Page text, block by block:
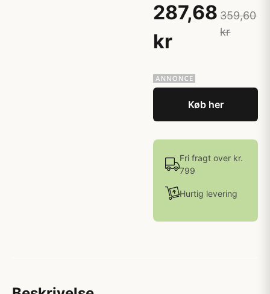
287,68
kr
359,60
kr
Køb her
Fri fragt over kr.
799
Hurtig levering